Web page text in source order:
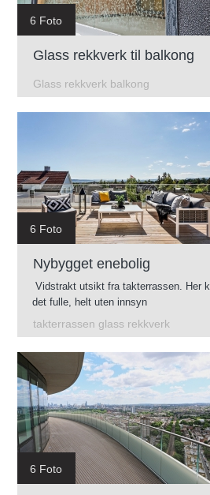
6 Foto
Glass rekkverk til balkong
Glass rekkverk balkong
6 Foto
Nybygget enebolig
Vidstrakt utsikt fra takterrassen. Her
det fulle, helt uten innsyn
takterrassen glass rekkverk
6 Foto